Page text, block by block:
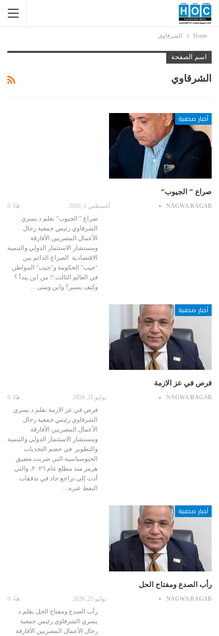
Home الشرقاوي
اسم الصفحة
الشرقاوي
أخبار صحفية
صراع ” الجيوب”
NAGWA RAGAB أغسطس 1, 2026
صراع " الجيوب" بقلم د يسري
الشرقاوي رئيس جمعية رجال
الأعمال المصريين الأفارقة
ومستشار الاستثمار الدولي والتنمية
الاقتصادية الصراع الدائم بين
"جيب" الحكومة و"جيب" المواطن
في العالم الثالث !! من اين يبدأ ؟
وكيف يسير؟ واين ومتى…
أخبار صحفية
فرص في عز الازمة
NAGWA RAGAB يوليو 31, 2026
فرص في عز الازمة بقلم د يسري
الشرقاوي رئيس جمعية رجال
الأعمال المصريين الأفارقة
ومستشار الاستثمار الدولي والتنمية
والتطوير في خضم التحديات
الجيوسياسية التي ضربت مضيق
هرمز منذ مطلع عام ٢٠٢٦، والتي
أدت إلى تراجع حاد في تدفقات
النفط عبره…
أخبار صحفية
رأب الصدع ومفتاح الحل
NAGWA RAGAB يوليو 25, 2026
رأب الصدع ومفتاح الحل بقلم د
يسري الشرقاوي رئيس جمعية
رجال الأعمال المصريين الأفارقة